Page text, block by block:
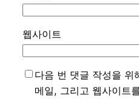
웹사이트
다음 번 댓글 작성을 위
메일, 그리고 웹사이트